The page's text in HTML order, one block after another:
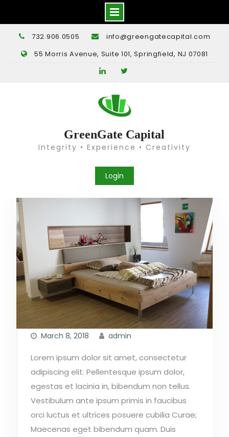
content
732.906.0505
info@greengatecapital.com
55 Morris Avenue, Suite 101, Springfield, NJ 07081
GreenGate Capital
Integrity • Experience • Creativity
Login
March 8, 2018 admin
Lorem ipsum dolor sit amet, consectetur
adipiscing elit. Pellentesque ipsum dolor,
egestas et lacinia in, bibendum non tellus.
Vestibulum ante ipsum primis in faucibus
orci luctus et ultrices posuere cubilia Curae;
Maecenas eget bibendum quam. Duis